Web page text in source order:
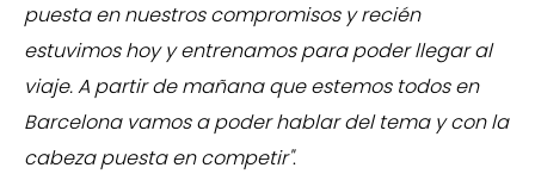
puesta en nuestros compromisos y recién
estuvimos hoy y entrenamos para poder llegar al
viaje. A partir de mañana que estemos todos en
Barcelona vamos a poder hablar del tema y con la
cabeza puesta en competir".